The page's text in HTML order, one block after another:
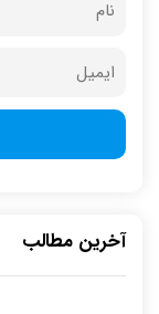
آخرین مطالب